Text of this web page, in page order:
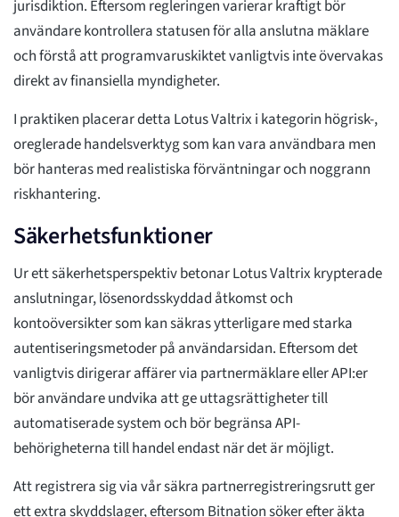
jurisdiktion. Eftersom regleringen varierar kraftigt bör
användare kontrollera statusen för alla anslutna mäklare
och förstå att programvaruskiktet vanligtvis inte övervakas
direkt av finansiella myndigheter.
I praktiken placerar detta Lotus Valtrix i kategorin högrisk-,
oreglerade handelsverktyg som kan vara användbara men
bör hanteras med realistiska förväntningar och noggrann
riskhantering.
Säkerhetsfunktioner
Ur ett säkerhetsperspektiv betonar Lotus Valtrix krypterade
anslutningar, lösenordsskyddad åtkomst och
kontoöversikter som kan säkras ytterligare med starka
autentiseringsmetoder på användarsidan. Eftersom det
vanligtvis dirigerar affärer via partnermäklare eller API:er
bör användare undvika att ge uttagsrättigheter till
automatiserade system och bör begränsa API-
behörigheterna till handel endast när det är möjligt.
Att registrera sig via vår säkra partnerregistreringsrutt ger
ett extra skyddslager, eftersom Bitnation söker efter äkta